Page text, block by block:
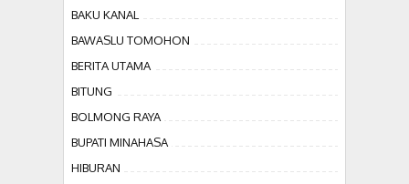
BAKU KANAL
BAWASLU TOMOHON
BERITA UTAMA
BITUNG
BOLMONG RAYA
BUPATI MINAHASA
HIBURAN